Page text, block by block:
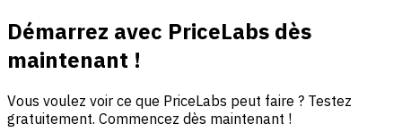
Démarrez avec PriceLabs dès
maintenant !
Vous voulez voir ce que PriceLabs peut faire ? Testez
gratuitement. Commencez dès maintenant !